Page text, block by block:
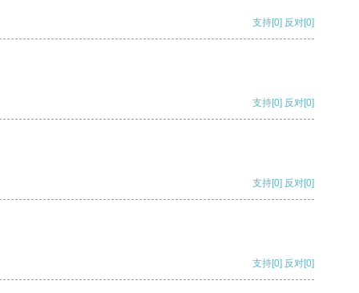
支持[0] 反对[0]
支持[0] 反对[0]
支持[0] 反对[0]
支持[0] 反对[0]